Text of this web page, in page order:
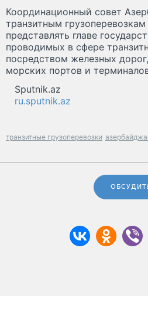
Координационный совет
транзитным
представлять главе
проводимых в сфере
посредством железных
морских портов и
Sputnik.az
ru.sputnik.az
транзитные грузоперевозки